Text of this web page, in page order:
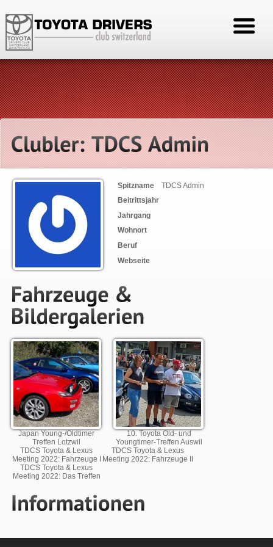
Spitzname
TDCS Admin
Beitrittsjahr
Jahrgang
Wohnort
Beruf
Webseite
Japan Young-/Oldtimer
Treffen Lotzwil
10. Toyota Old- und
Youngtimer-Treffen Auswil
TDCS Toyota & Lexus
Meeting 2022: Fahrzeuge I
TDCS Toyota & Lexus
Meeting 2022: Fahrzeuge II
TDCS Toyota & Lexus
Meeting 2022: Das Treffen